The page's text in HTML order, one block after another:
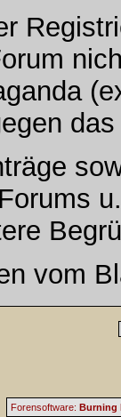
vom
Forensoftware: Burning